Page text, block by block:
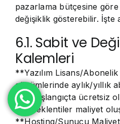
pazarlama bütçesine
değişiklik gösterebilir. İşte
6.1. Sabit ve
Kalemleri
**Yazılım Lisans/
çözümlerinde aylık/yıllık
için başlangıçta ücretsiz
veya eklentiler maliyet
**Hosting/Sunucu